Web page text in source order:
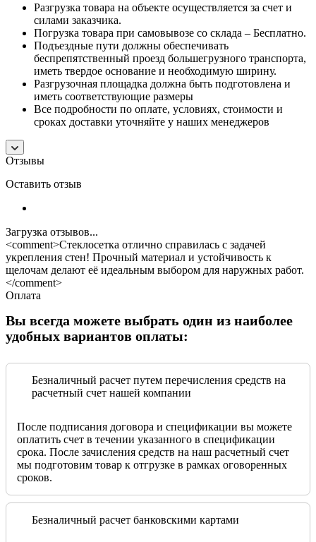
Разгрузка товара на объекте осуществляется за счет и
силами заказчика.
Погрузка товара при самовывозе со склада – Бесплатно.
Подъездные пути должны обеспечивать
беспрепятственный проезд большегрузного транспорта,
иметь твердое основание и необходимую ширину.
Разгрузочная площадка должна быть подготовлена и
иметь соответствующие размеры
Все подробности по оплате, условиях, стоимости и
сроках доставки уточняйте у наших менеджеров
Отзывы
Оставить отзыв
Загрузка отзывов...
<comment>Стеклосетка отлично справилась с задачей
укрепления стен! Прочный материал и устойчивость к
щелочам делают её идеальным выбором для наружных работ.
</comment>
Оплата
Вы всегда можете выбрать один из наиболее
удобных вариантов оплаты:
Безналичный расчет путем перечисления средств на
расчетный счет нашей компании
После подписания договора и спецификации вы можете
оплатить счет в течении указанного в спецификации
срока. После зачисления средств на наш расчетный счет
мы подготовим товар к отгрузке в рамках оговоренных
сроков.
Безналичный расчет банковскими картами